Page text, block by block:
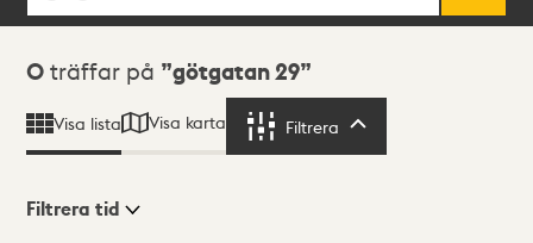
Sökresultat
0 träffar på götgatan 29
Visa lista Visa karta Filtrera
Filtrera tid